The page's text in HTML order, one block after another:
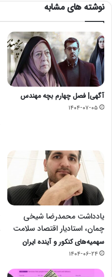
نوشته های مشابه
آگهی| فصل چهارم بچه مهندس
۱۴۰۴-۰۷-۰۵
یادداشت محمدرضا شیخی
چمان، استادیار اقتصاد سلامت
سهمیه‌های کنکور و آینده ایران
۱۴۰۴-۰۶-۲۴